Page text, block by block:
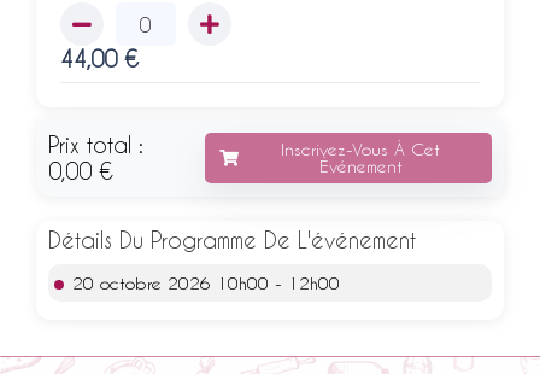
44,00 €
Prix total :
0,00 €
Inscrivez-Vous À Cet
Événement
Détails Du Programme De L'événement
20 octobre 2026 10h00 - 12h00